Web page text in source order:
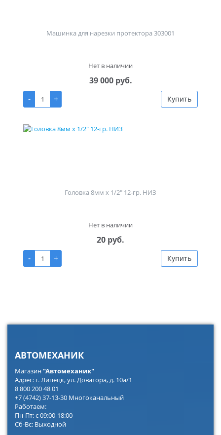
Машинка для нарезки протектора 303001
Нет в наличии
39 000 руб.
-
+ Купить
Головка 8мм х 1/2" 12-гр. НИЗ
Нет в наличии
20 руб.
-
+ Купить
АВТОМЕХАНИК
Магазин"Автомеханик"
Адрес: г. Липецк, ул. Доватора, д. 10а/1
8 800 200 48 01
+7 (4742) 37-13-30 Многоканальный
Работаем:
Пн-Пт: с 09:00-18:00
Сб-Вс: Выходной